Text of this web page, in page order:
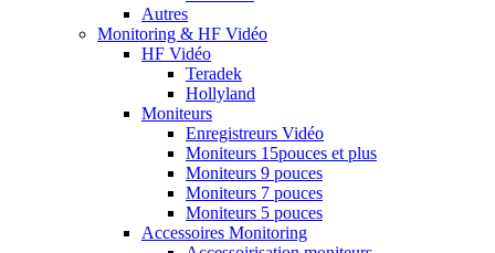
Autres
Monitoring & HF Vidéo
HF Vidéo
Teradek
Hollyland
Moniteurs
Enregistreurs Vidéo
Moniteurs 15pouces et plus
Moniteurs 9 pouces
Moniteurs 7 pouces
Moniteurs 5 pouces
Accessoires Monitoring